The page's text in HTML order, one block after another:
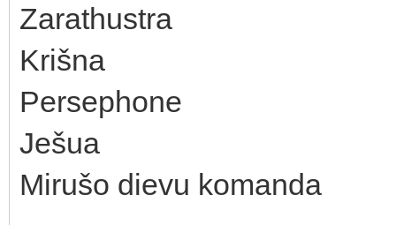
Zarathustra
Krišna
Persephone
Ješua
Mirušo dievu komanda